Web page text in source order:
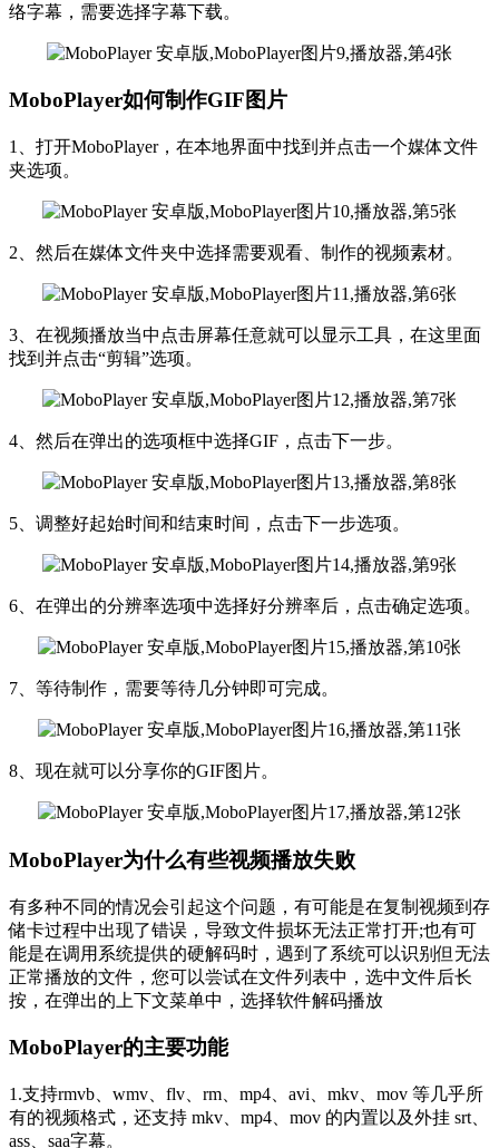
络字幕，需要选择字幕下载。
MoboPlayer如何制作GIF图片
1、打开MoboPlayer，在本地界面中找到并点击一个媒体文件
夹选项。
2、然后在媒体文件夹中选择需要观看、制作的视频素材。
3、在视频播放当中点击屏幕任意就可以显示工具，在这里面
找到并点击“剪辑”选项。
4、然后在弹出的选项框中选择GIF，点击下一步。
5、调整好起始时间和结束时间，点击下一步选项。
6、在弹出的分辨率选项中选择好分辨率后，点击确定选项。
7、等待制作，需要等待几分钟即可完成。
8、现在就可以分享你的GIF图片。
MoboPlayer为什么有些视频播放失败
有多种不同的情况会引起这个问题，有可能是在复制视频到存
储卡过程中出现了错误，导致文件损坏无法正常打开;也有可
能是在调用系统提供的硬解码时，遇到了系统可以识别但无法
正常播放的文件，您可以尝试在文件列表中，选中文件后长
按，在弹出的上下文菜单中，选择软件解码播放
MoboPlayer的主要功能
1.支持rmvb、wmv、flv、rm、mp4、avi、mkv、mov 等几乎所
有的视频格式，还支持 mkv、mp4、mov 的内置以及外挂 srt、
ass、saa字幕。